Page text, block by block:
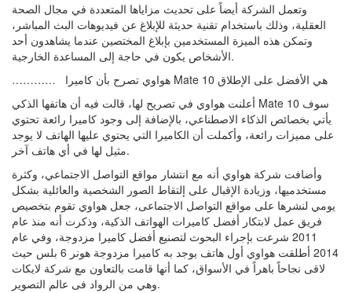
وتعمل الشركة أيضاً على تحديث مزاياها المتعددة في مجال الصحة
العقلية، وذلك باستخدام تقنية حديثة للإبلاغ عن فيديوهات البث المباشر،
وتمكن هذه الميزة المستخدمين بإبلاغ المختصين عندما يشاهدون أحد
الأشخاص يكون في حاجة إلى المساعدة الخارجية.
………… هواوي تصرح بأن كاميرا Mate 10 هي الأفضل على الإطلاق
أعلنت هواوي في تصريح لها، قالت فيه أن هاتفها الذكي Mate 10 سوف
يأتي بخصائص الذكاء الاصطناعي، بالإضافة إلى وجود كاميرا رائعة تحتوي
على مميزات رائعة، وأكملت أن الكاميرا التي يحتوي عليها الهاتف لا يوجد
مثيل لها في أي هاتف آخر.
وأضافت شركة هواوي أنه مع انتشار مواقع التواصل الاجتماعي، وكثرة
مستخدميها، وزيادة الإقبال على إلتقاط الصور الشخصية والعائلية بشكل
يومي لنشرها على مواقع التواصل الاجتماعى، جعل هواوي تقوم بتخصيص
فريق عمل لابتكار أفضل كاميرات الهواتف الذكية، وذكرت أنه منذ عام
2011 شرعت بإجراء البحوث لتصنيع أفضل كاميرا مزدوجة، وفي عام
2014 أطلقت هواوي أول هاتف يوجد به كاميرا مزدوجة هونر 6 بلس حيث
لاقى نجاحاً باهراً في الأسواق، كما أنها قامت بالتعاون مع شركة لايكات
وهي من الرواد فى عالم التصوير.